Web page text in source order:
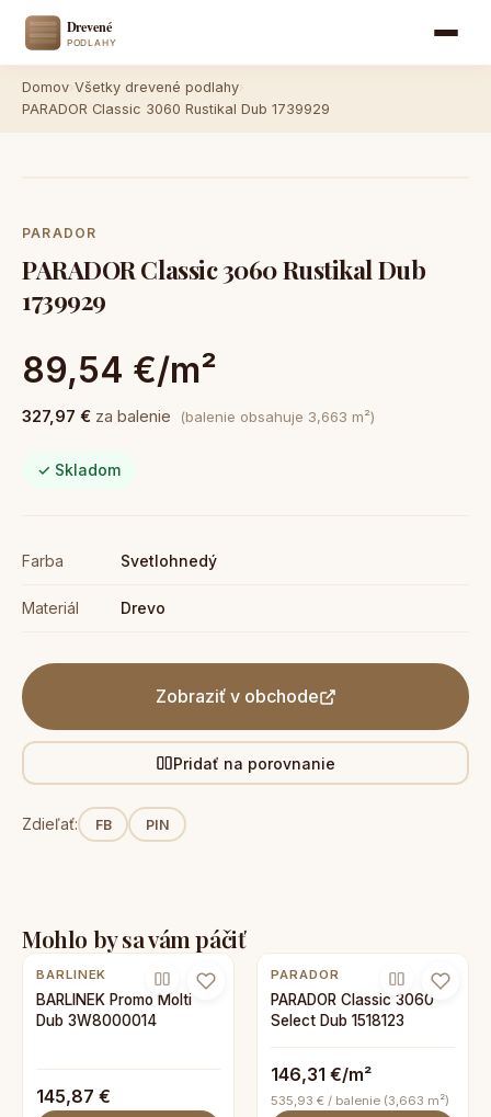
Domov Všetky drevené podlahy
PARADOR Classic 3060 Rustikal Dub 1739929
PARADOR
PARADOR Classic 3060 Rustikal Dub
1739929
89,54 €/m²
327,97 € za balenie (balenie obsahuje 3,663 m²)
✓ Skladom
Farba Svetlohnedý
Materiál Drevo
Zobraziť v obchode
Pridať na porovnanie
Zdieľať: FB PIN
Mohlo by sa vám páčiť
BARLINEK
BARLINEK Promo Molti
Dub 3W8000014
145,87 €
PARADOR
PARADOR Classic 3060
Select Dub 1518123
146,31 €/m²
535,93 € / balenie (3,663 m²)